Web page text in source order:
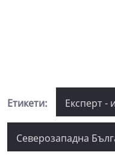
Етикети: Експерт -
Северозападна